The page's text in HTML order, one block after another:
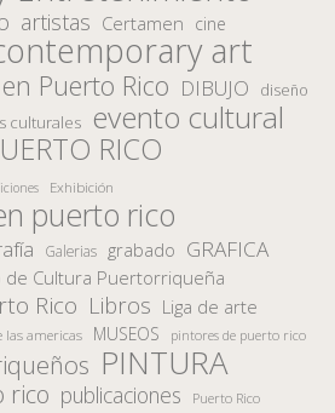
artistas Certamen cine
art
Puerto Rico DIBUJO diseño
culturales evento cultural
RICO
Exhibición
puerto rico
Galerias grabado GRAFICA
de Cultura Puertorriqueña
Rico Libros Liga de arte
las americas MUSEOS pintores de puerto rico
PINTURA
rico publicaciones Puerto Rico